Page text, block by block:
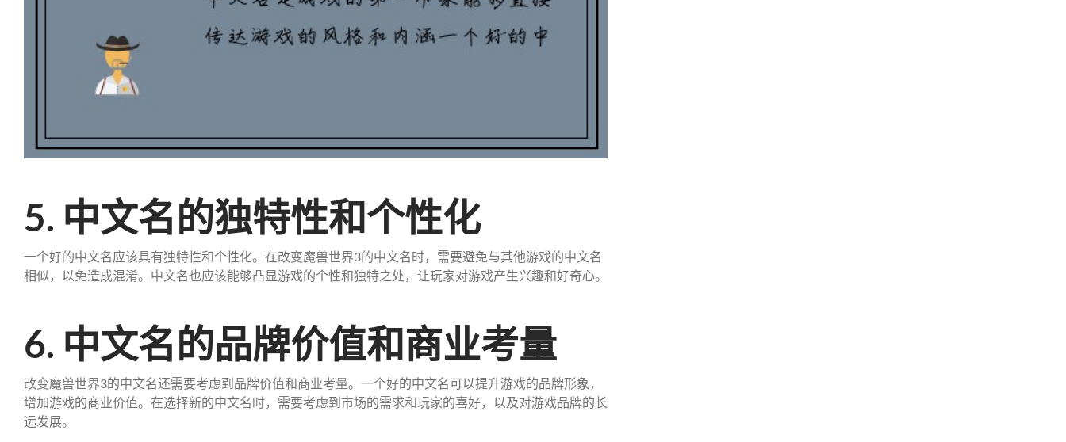
5. 中文名的独特性和个性化
一个好的中文名应该具有独特性和个性化。在改变魔兽世界3的中文名时，需要避免与其他游戏的中文名
相似，以免造成混淆。中文名也应该能够凸显游戏的个性和独特之处，让玩家对游戏产生兴趣和好奇心。
6. 中文名的品牌价值和商业考量
改变魔兽世界3的中文名还需要考虑到品牌价值和商业考量。一个好的中文名可以提升游戏的品牌形象，
增加游戏的商业价值。在选择新的中文名时，需要考虑到市场的需求和玩家的喜好，以及对游戏品牌的长
远发展。